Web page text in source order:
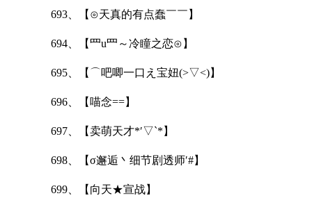
693、【⊙天真的有点蠢￣￣】
694、【罒u罒～冷瞳之恋⊙】
695、【⌒吧唧一口え宝妞(>▽<)】
696、【喵念==】
697、【卖萌天才*′▽`*】
698、【σ邂逅丶细节剧透师′#】
699、【向天★宣战】